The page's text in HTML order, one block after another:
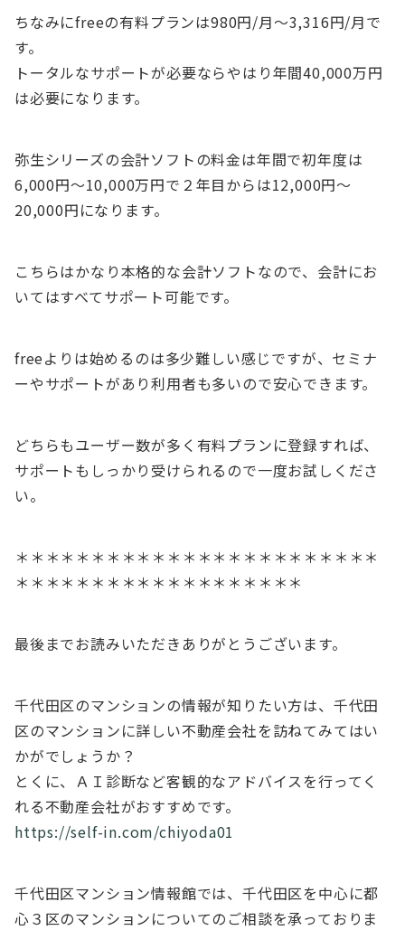
ちなみにfreeの有料プランは980円/月～3,316円/月で
す。
トータルなサポートが必要ならやはり年間40,000万円
は必要になります。
弥生シリーズの会計ソフトの料金は年間で初年度は
6,000円～10,000万円で２年目からは12,000円～
20,000円になります。
こちらはかなり本格的な会計ソフトなので、会計にお
いてはすべてサポート可能です。
freeよりは始めるのは多少難しい感じですが、セミナ
ーやサポートがあり利用者も多いので安心できます。
どちらもユーザー数が多く有料プランに登録すれば、
サポートもしっかり受けられるので一度お試しくださ
い。
＊＊＊＊＊＊＊＊＊＊＊＊＊＊＊＊＊＊＊＊＊＊＊＊
＊＊＊＊＊＊＊＊＊＊＊＊＊＊＊＊＊＊＊
最後までお読みいただきありがとうございます。
千代田区のマンションの情報が知りたい方は、千代田
区のマンションに詳しい不動産会社を訪ねてみてはい
かがでしょうか？
とくに、ＡＩ診断など客観的なアドバイスを行ってく
れる不動産会社がおすすめです。
https://self-in.com/chiyoda01
千代田区マンション情報館では、千代田区を中心に都
心３区のマンションについてのご相談を承っておりま